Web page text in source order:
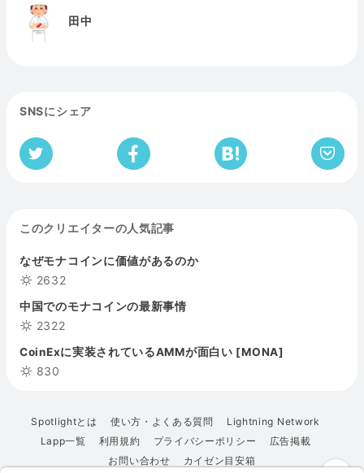
田中
SNSにシェア
このクリエイターの人気記事
なぜモナコインに価値があるのか
2632
中国でのモナコインの最新事情
2322
CoinExに実装されているAMMが面白い [MONA]
830
Spotlightとは 使い方・よくある質問
Lightning Network
Lapp一覧
利用規約 プライバシーポリシー
広告掲載
お問い合わせ
カイゼン目安箱